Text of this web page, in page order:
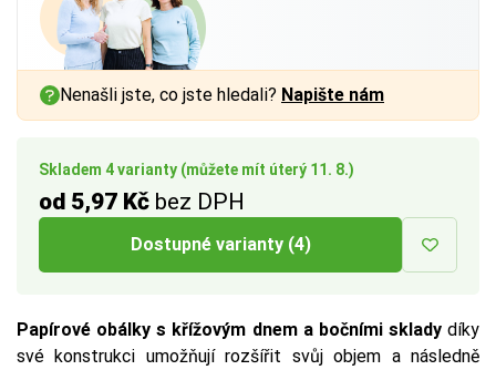
Skladem 4 varianty (můžete mít úterý 11. 8.)
od 5,97 Kč bez DPH
Dostupné varianty (4)
Papírové obálky s křížovým dnem a bočními skladydíky
své konstrukci umožňují rozšířit svůj objem a následně
Nenašli jste, co jste hledali? Napište nám